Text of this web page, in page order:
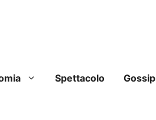
Spettacolo Gossip